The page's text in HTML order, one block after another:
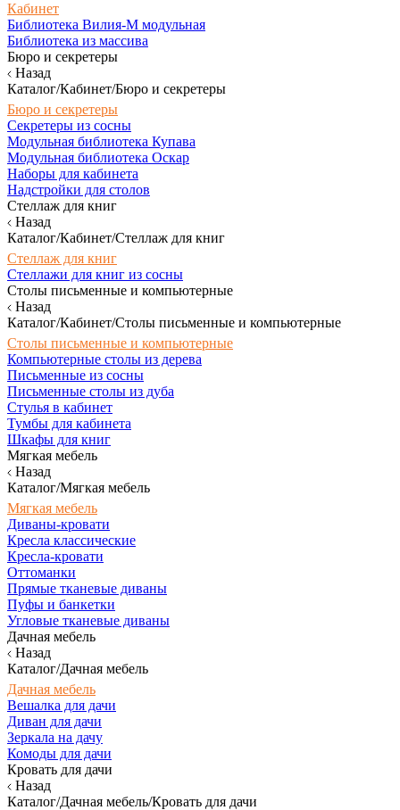
Кабинет
Библиотека Вилия-М модульная
Библиотека из массива
Бюро и секретеры
Назад
Каталог/Кабинет/Бюро и секретеры
Бюро и секретеры
Секретеры из сосны
Модульная библиотека Купава
Модульная библиотека Оскар
Наборы для кабинета
Надстройки для столов
Стеллаж для книг
Назад
Каталог/Кабинет/Стеллаж для книг
Стеллаж для книг
Стеллажи для книг из сосны
Столы письменные и компьютерные
Назад
Каталог/Кабинет/Столы письменные и компьютерные
Столы письменные и компьютерные
Компьютерные столы из дерева
Письменные из сосны
Письменные столы из дуба
Стулья в кабинет
Тумбы для кабинета
Шкафы для книг
Мягкая мебель
Назад
Каталог/Мягкая мебель
Мягкая мебель
Диваны-кровати
Кресла классические
Кресла-кровати
Оттоманки
Прямые тканевые диваны
Пуфы и банкетки
Угловые тканевые диваны
Дачная мебель
Назад
Каталог/Дачная мебель
Дачная мебель
Вешалка для дачи
Диван для дачи
Зеркала на дачу
Комоды для дачи
Кровать для дачи
Назад
Каталог/Дачная мебель/Кровать для дачи